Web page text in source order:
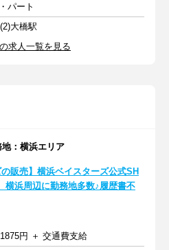
パート
大橋駅
求人一覧を見る
：横浜エリア
の販売】横浜ベイスターズ公式SH
横浜周辺に勤務地多数♪履歴書不
円 ＋ 交通費支給